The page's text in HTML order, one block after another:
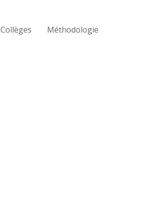
Collèges Méthodologie